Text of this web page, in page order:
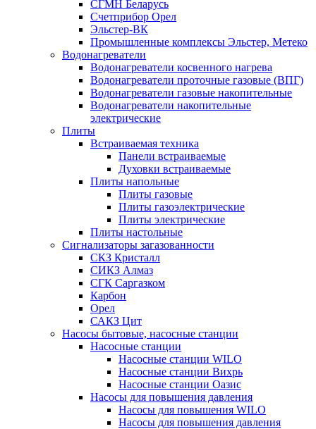
СГМН Беларусь
Счетприбор Орел
Эльстер-ВК
Промышленные комплексы Эльстер, Метеко
Водонагреватели
Водонагреватели косвенного нагрева
Водонагреватели проточные газовые (ВПГ)
Водонагреватели газовые накопительные
Водонагреватели накопительные
электрические
Плиты
Встраиваемая техника
Панели встраиваемые
Духовки встраиваемые
Плиты напольные
Плиты газовые
Плиты газоэлектрические
Плиты электрические
Плиты настольные
Сигнализаторы загазованности
СКЗ Кристалл
СИКЗ Алмаз
СГК Саргазком
Карбон
Орел
САКЗ Цит
Насосы бытовые, насосные станции
Насосные станции
Насосные станции WILO
Насосные станции Вихрь
Насосные станции Оазис
Насосы для повышения давления
Насосы для повышения WILO
Насосы для повышения давления